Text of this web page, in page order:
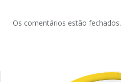
Os comentários estão fechados.